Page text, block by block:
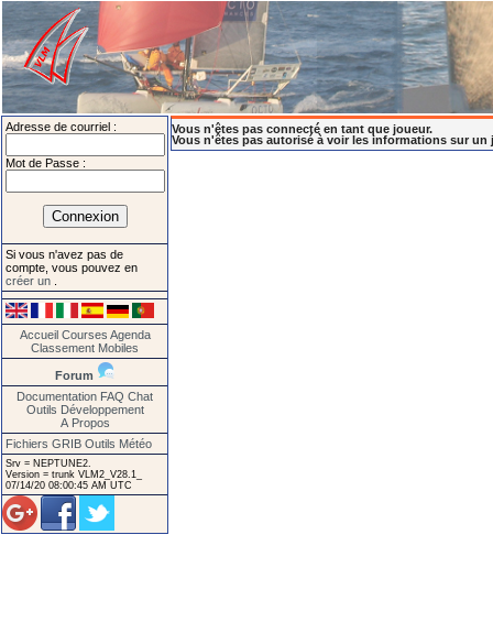
Adresse de courriel :
Mot de Passe :
Si vous n'avez pas de
compte, vous pouvez en
créer un
Accueil Courses Agenda
Classement Mobiles
Forum
Documentation FAQ Chat
Outils Développement
A Propos
Fichiers GRIB Outils Météo
Srv = NEPTUNE2.
Version = trunk VLM2_V28.1_
07/14/20 08:00:45 AM UTC
Vous n'êtes pas connecté en tant que joueur.
Vous n'êtes pas autorisé à voir les informations sur un